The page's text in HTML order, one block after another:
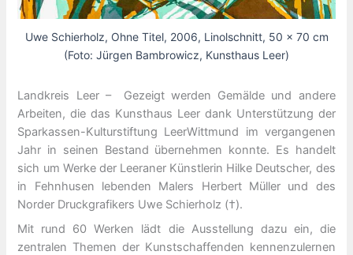
Uwe Schierholz, Ohne Titel, 2006, Linolschnitt, 50 x 70 cm
(Foto: Jürgen Bambrowicz, Kunsthaus Leer)
Landkreis Leer – Gezeigt werden Gemälde und andere
Arbeiten, die das Kunsthaus Leer dank Unterstützung der
Sparkassen-Kulturstiftung LeerWittmund im vergangenen
Jahr in seinen Bestand übernehmen konnte. Es handelt
sich um Werke der Leeraner Künstlerin Hilke Deutscher, des
in Fehnhusen lebenden Malers Herbert Müller und des
Norder Druckgrafikers Uwe Schierholz (†).
Mit rund 60 Werken lädt die Ausstellung dazu ein, die
zentralen Themen der Kunstschaffenden kennenzulernen